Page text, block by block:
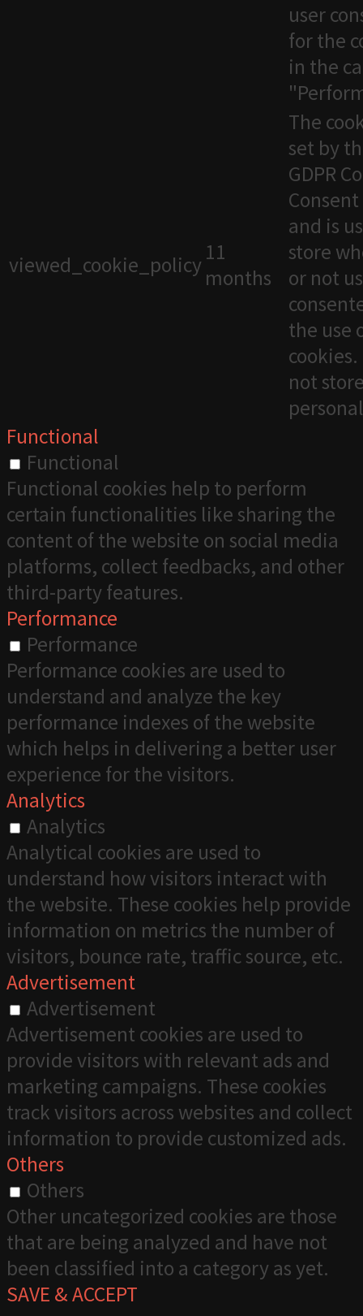
user
for the
in the
viewed_cookie_policy 11
months
The
set by
GDPR
and is
store
or not
the use
not
Functional
Functional
Functional cookies help to perform
certain functionalities like sharing the
content of the website on social media
platforms, collect feedbacks, and other
third-party features.
Performance
Performance
Performance cookies are used to
understand and analyze the key
performance indexes of the website
which helps in delivering a better user
experience for the visitors.
Analytics
Analytics
Analytical cookies are used to
understand how visitors interact with
the website. These cookies help provide
information on metrics the number of
visitors, bounce rate, traffic source, etc.
Advertisement
Advertisement
Advertisement cookies are used to
provide visitors with relevant ads and
marketing campaigns. These cookies
track visitors across websites and collect
information to provide customized ads.
Others
Others
Other uncategorized cookies are those
that are being analyzed and have not
been classified into a category as yet.
SAVE & ACCEPT